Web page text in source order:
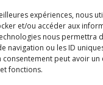
expériences, nous
et/ou accéder aux
nous permettra
navigation ou les ID
peut avoir
fonctions.